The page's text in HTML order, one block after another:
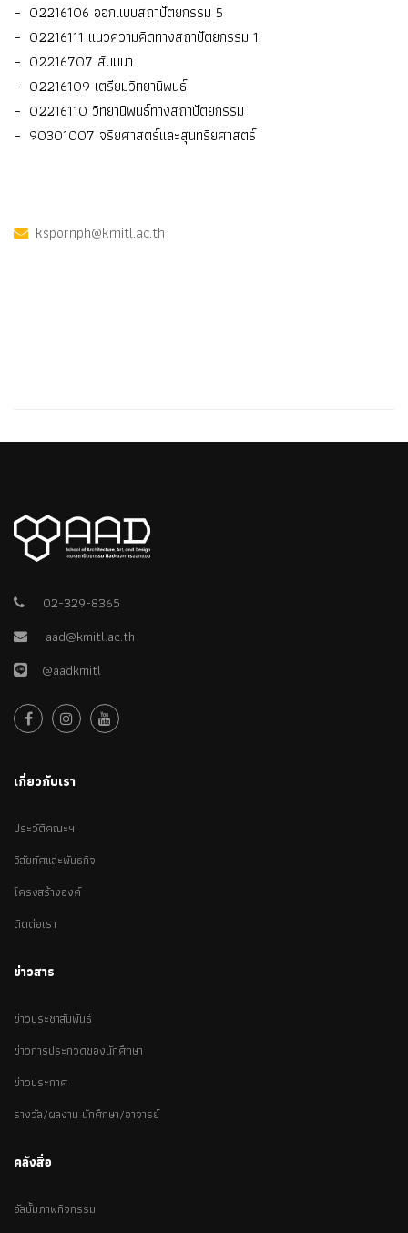
– 02216106 ออกแบบสถาปัตยกรรม 5
– 02216111 แนวความคิดทางสถาปัตยกรรม 1
– 02216707 สัมมนา
– 02216109 เตรียมวิทยานิพนธ์
– 02216110 วิทยานิพนธ์ทางสถาปัตยกรรม
– 90301007 จริยศาสตร์และสุนทรียศาสตร์
kspornph@kmitl.ac.th
02-329-8365
aad@kmitl.ac.th
@aadkmitl
เกี่ยวกับเรา
ประวัติคณะฯ
วิสัยทัศและพันธกิจ
โครงสร้างองค์
ติดต่อเรา
ข่าวสาร
ข่าวประชาสัมพันธ์
ข่าวการประกวดของนักศึกษา
ข่าวประกาศ
รางวัล/ผลงาน นักศึกษา/อาจารย์
คลังสื่อ
อัลบั้มภาพกิจกรรม